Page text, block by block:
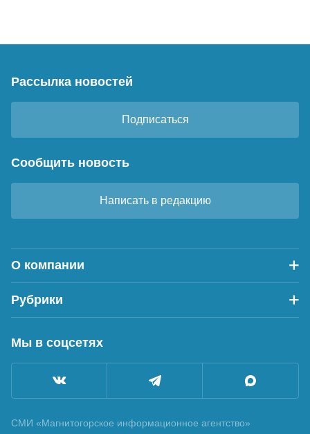
Рассылка новостей
Подписаться
Сообщить новость
Написать в редакцию
О компании
Рубрики
Мы в соцсетях
СМИ «Магнитогорское информационное агентство»